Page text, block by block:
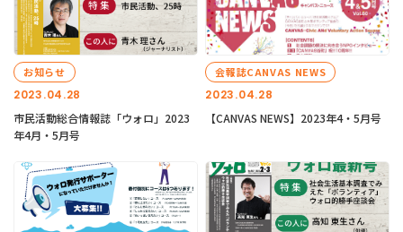
2023.04.28
お知らせ
市民活動総合情報誌「ウォロ」2023
年4月・5月号
2023.04.28
会報誌CANVAS NEWS
【CANVAS NEWS】2023年4・5月号